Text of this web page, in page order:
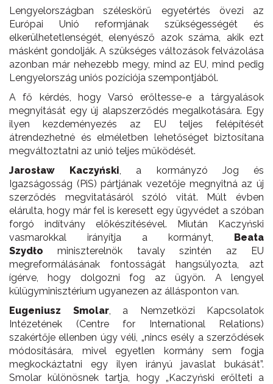
Lengyelországban széleskörű egyetértés övezi az
Európai Unió reformjának szükségességét és
elkerülhetetlenségét, elenyésző azok száma, akik ezt
másként gondolják. A szükséges változások felvázolása
azonban már nehezebb megy, mind az EU, mind pedig
Lengyelország uniós pozíciója szempontjából.
A fő kérdés, hogy Varsó erőltesse-e a tárgyalások
megnyitását egy új alapszerződés megalkotására. Egy
ilyen kezdeményezés az EU teljes felépítését
átrendezhetné és elméletben lehetőséget biztosítana
megváltoztatni az unió teljes működését.
Jarosław Kaczyński, a kormányzó Jog és
Igazságosság (PiS) pártjának vezetője megnyitná az új
szerződés megvitatásáról szóló vitát. Múlt évben
elárulta, hogy már fel is keresett egy ügyvédet a szóban
forgó indítvány előkészítésével. Miután Kaczyński
vasmarokkal irányítja a kormányt, Beata
Szydłominiszterelnök tavaly szintén az EU
megreformálásának fontosságát hangsúlyozta, azt
ígérve, hogy dolgozni fog az ügyön. A lengyel
külügyminisztérium ugyanezen az állásponton van.
Eugeniusz Smolar, a Nemzetközi Kapcsolatok
Intézetének (Centre for International Relations)
szakértője ellenben úgy véli, „nincs esély a szerződések
módosítására, mivel egyetlen kormány sem fogja
megkockáztatni egy ilyen irányú javaslat bukását”.
Smolar különösnek tartja, hogy „Kaczyński erőlteti a